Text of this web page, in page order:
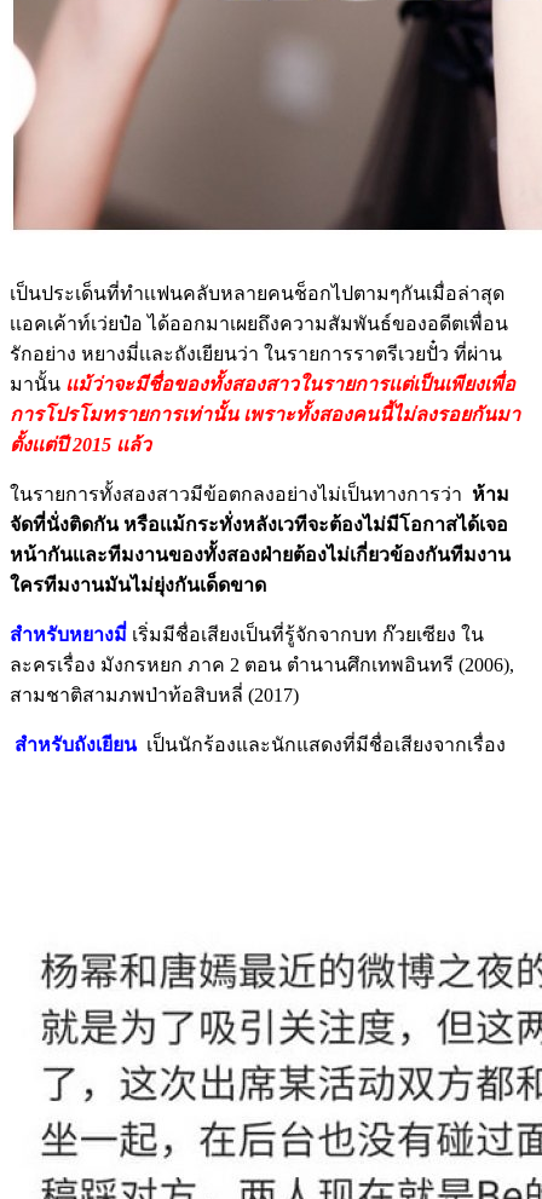
เป็นประเด็นที่ทำเเฟนคลับหลายคนช็อกไปตามๆกันเมื่อล่าสุด
เเอคเค้าท์เว่ยป๋อ ได้ออกมาเผยถึงความสัมพันธ์ของอดีตเพื่อน
รักอย่าง หยางมี่เเละถังเยียนว่า ในรายการราตรีเวยปั๋ว ที่ผ่าน
มานั้น เเม้ว่าจะมีชื่อของทั้งสองสาวในรายการเเต่เป็นเพียงเพื่อ
การโปรโมทรายการเท่านั้น เพราะทั้งสองคนนี้ไม่ลงรอยกันมา
ตั้งเเต่ปี 2015 เเล้ว
ในรายการทั้งสองสาวมีข้อตกลงอย่างไม่เป็นทางการว่า ห้าม
จัดที่นั่งติดกัน หรือเเม้กระทั่งหลังเวทีจะต้องไม่มีโอกาสได้เจอ
หน้ากันเเละทีมงานของทั้งสองฝ่ายต้องไม่เกี่ยวข้องกันทีมงาน
ใครทีมงานมันไม่ยุ่งกันเด็ดขาด
สำหรับหยางมี่ เริ่มมีชื่อเสียงเป็นที่รู้จักจากบท ก๊วยเซียง ใน
ละครเรื่อง มังกรหยก ภาค 2 ตอน ตำนานศึกเทพอินทรี (2006),
สามชาติสามภพป่าท้อสิบหลี่ (2017)
สำหรับถังเยียน เป็นนักร้องและนักแสดงที่มีชื่อเสียงจากเรื่อง